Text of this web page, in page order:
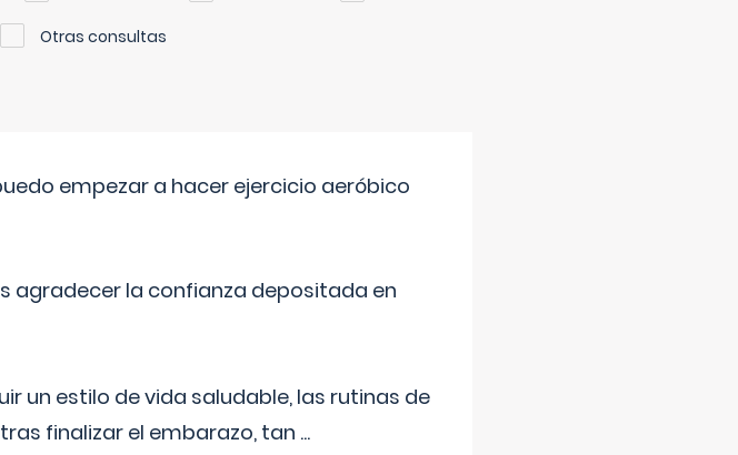
Otras consultas
empezar a hacer ejercicio aeróbico
agradecer la confianza depositada en
un estilo de vida saludable, las rutinas de
finalizar el embarazo, tan ...